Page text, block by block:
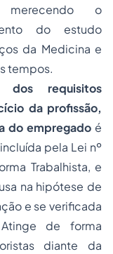
merecendo o
do estudo
da Medicina e
tempos.
requisitos
da profissão,
do empregado é
pela Lei nº
Trabalhista, e
na hipótese de
e se verificada
de forma
diante da